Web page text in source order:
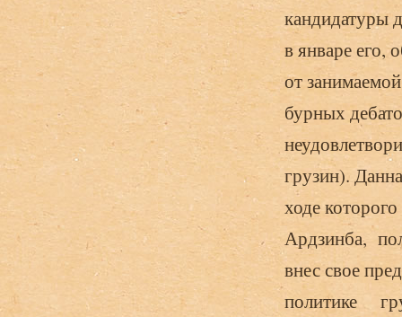
в январе его,
от
бурных
грузин).
ходе
Ардзинба,
внес свое
политике